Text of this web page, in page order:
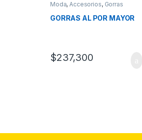
Moda,Accesorios, Gorras
GORRAS AL POR MAYOR
$237,300